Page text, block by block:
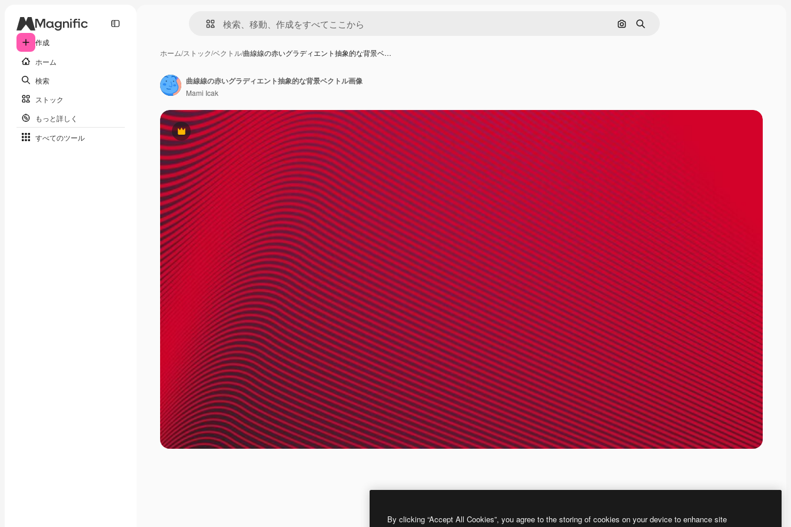
作成
ホーム
検索
ストック
もっと詳しく
すべてのツール
画像で検索
検索
ホーム/ストック/ベクトル/曲線線の赤いグラディエント抽象的な背景ベ…
Premium
曲線線の赤いグラディエント抽象的な背景ベクトル画像
Mami Icak
By clicking “Accept All Cookies”, you agree to the storing of cookies on your device to enhance site